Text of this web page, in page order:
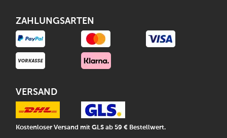
ZAHLUNGSARTEN
VERSAND
Kostenloser Versand mit GLS ab 59 € Bestellwert.